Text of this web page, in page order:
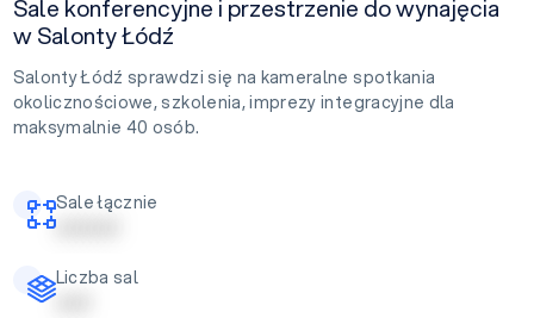
Sale konferencyjne i przestrzenie do wynajęcia
w Salonty Łódź
Salonty Łódź sprawdzi się na kameralne spotkania
okolicznościowe, szkolenia, imprezy integracyjne dla
maksymalnie 40 osób.
Sale łącznie
| | | | | | | | |
Liczba sal
| | | | |